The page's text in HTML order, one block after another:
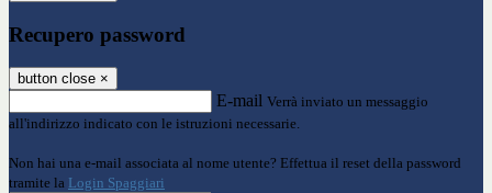
Recupero password
button close ×
E-mail Verrà inviato un messaggio
all'indirizzo indicato con le istruzioni necessarie.
Non hai una e-mail associata al nome utente? Effettua il reset della password
tramite la Login Spaggiari